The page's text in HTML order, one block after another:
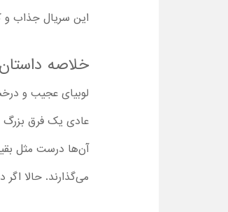
این سریال جذاب و
خلاصه
لوبیای عجیب و
عادی یک فرق بزرگ
آن‌ها درست مثل
می‌گذارند. حالا